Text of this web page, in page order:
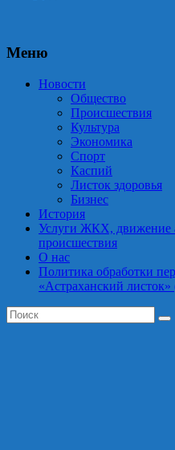
Меню
Новости
Общество
Происшествия
Культура
Экономика
Спорт
Каспий
Листок здоровья
Бизнес
История
Услуги ЖКХ, движение
происшествия
О нас
Политика обработки
«Астраханский листок»